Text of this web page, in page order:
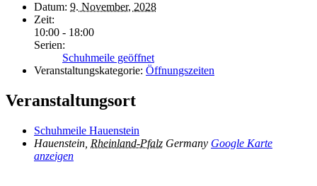
Datum: 9. November, 2028
Zeit:
10:00 - 18:00
Serien:
Schuhmeile geöffnet
Veranstaltungskategorie: Öffnungszeiten
Veranstaltungsort
Schuhmeile Hauenstein
Hauenstein Rheinland-Pfalz Germany Google Karte
anzeigen